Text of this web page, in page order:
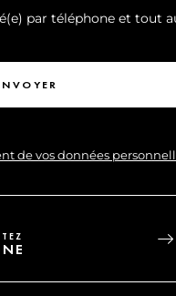
par téléphone et tout
de vos données